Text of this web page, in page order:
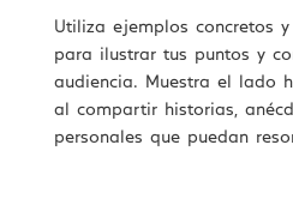
Utiliza ejemplos concretos
para ilustrar tus puntos y
audiencia. Muestra el lado
al compartir historias,
personales que puedan